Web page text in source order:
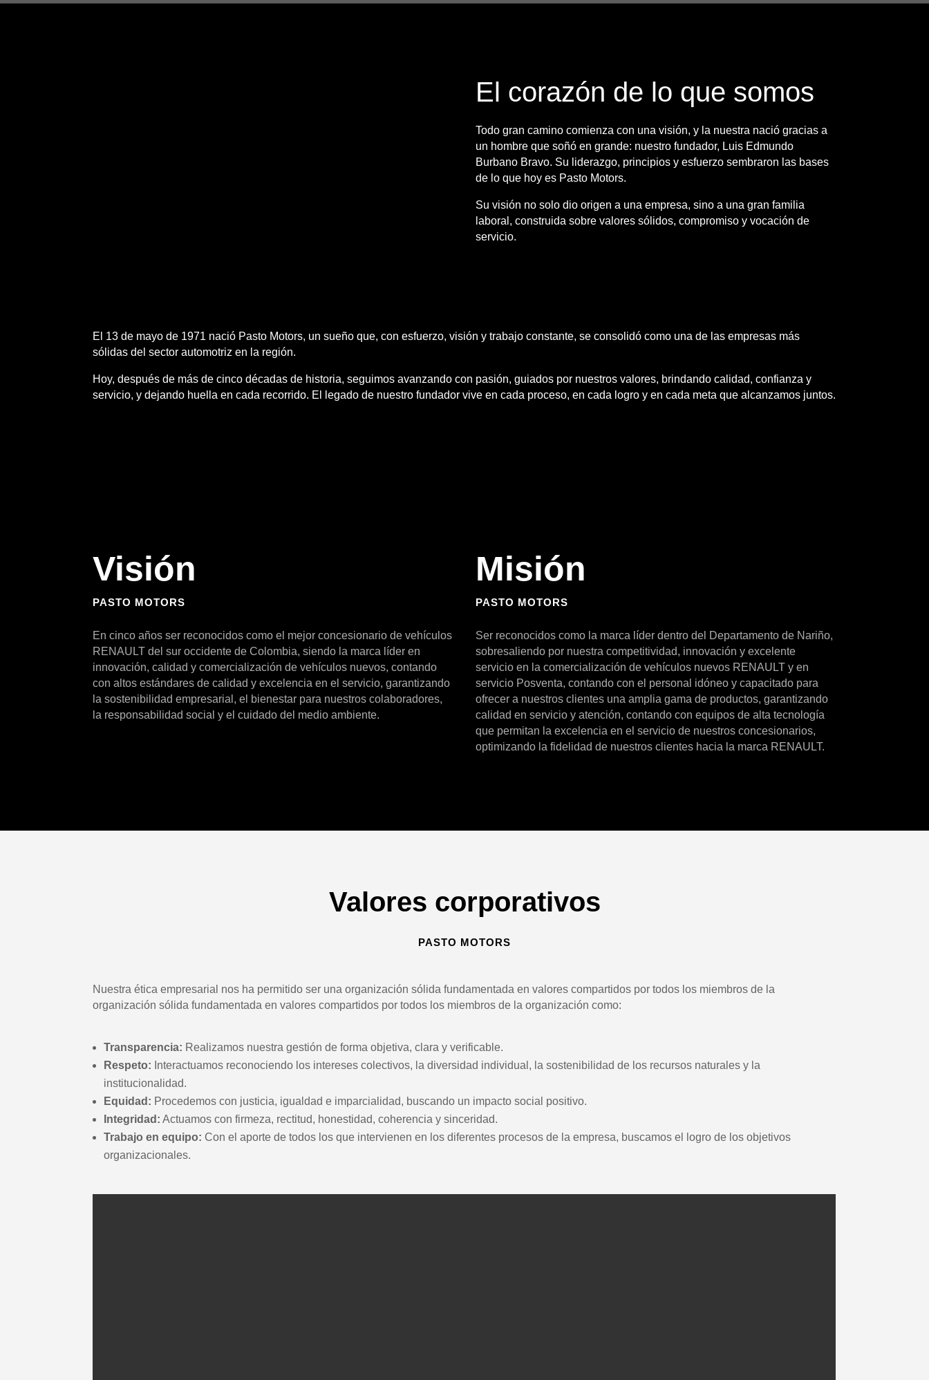
El corazón de lo que somos
Todo gran camino comienza con una visión, y la nuestra nació gracias a
un hombre que soñó en grande: nuestro fundador, Luis Edmundo
Burbano Bravo. Su liderazgo, principios y esfuerzo sembraron las bases
de lo que hoy es Pasto Motors.
Su visión no solo dio origen a una empresa, sino a una gran familia
laboral, construida sobre valores sólidos, compromiso y vocación de
servicio.
El 13 de mayo de 1971 nació Pasto Motors, un sueño que, con esfuerzo, visión y trabajo constante, se consolidó como una de las empresas más
sólidas del sector automotriz en la región.
Hoy, después de más de cinco décadas de historia, seguimos avanzando con pasión, guiados por nuestros valores, brindando calidad, confianza y
servicio, y dejando huella en cada recorrido. El legado de nuestro fundador vive en cada proceso, en cada logro y en cada meta que alcanzamos juntos.
Visión
PASTO MOTORS
En cinco años ser reconocidos como el mejor concesionario de vehículos
RENAULT del sur occidente de Colombia, siendo la marca líder en
innovación, calidad y comercialización de vehículos nuevos, contando
con altos estándares de calidad y excelencia en el servicio, garantizando
la sostenibilidad empresarial, el bienestar para nuestros colaboradores,
la responsabilidad social y el cuidado del medio ambiente.
Misión
PASTO MOTORS
Ser reconocidos como la marca líder dentro del Departamento de Nariño,
sobresaliendo por nuestra competitividad, innovación y excelente
servicio en la comercialización de vehículos nuevos RENAULT y en
servicio Posventa, contando con el personal idóneo y capacitado para
ofrecer a nuestros clientes una amplia gama de productos, garantizando
calidad en servicio y atención, contando con equipos de alta tecnología
que permitan la excelencia en el servicio de nuestros concesionarios,
optimizando la fidelidad de nuestros clientes hacia la marca RENAULT.
Valores corporativos
PASTO MOTORS
Nuestra ética empresarial nos ha permitido ser una organización sólida fundamentada en valores compartidos por todos los miembros de la
organización sólida fundamentada en valores compartidos por todos los miembros de la organización como:
Transparencia: Realizamos nuestra gestión de forma objetiva, clara y verificable.
Respeto: Interactuamos reconociendo los intereses colectivos, la diversidad individual, la sostenibilidad de los recursos naturales y la
institucionalidad.
Equidad: Procedemos con justicia, igualdad e imparcialidad, buscando un impacto social positivo.
Integridad: Actuamos con firmeza, rectitud, honestidad, coherencia y sinceridad.
Trabajo en equipo: Con el aporte de todos los que intervienen en los diferentes procesos de la empresa, buscamos el logro de los objetivos
organizacionales.